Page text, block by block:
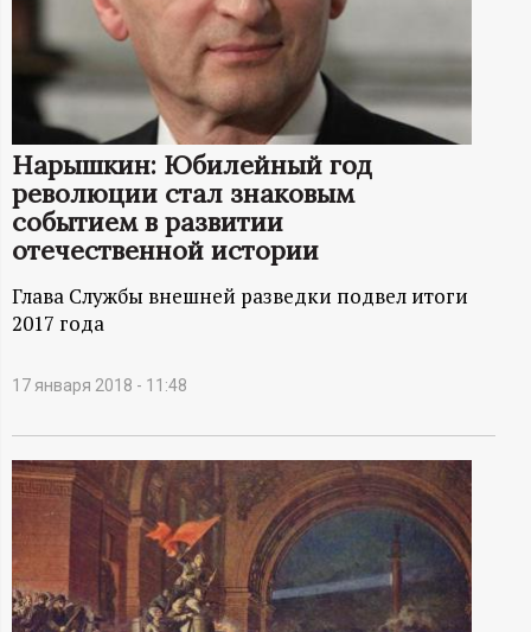
М
А
Й
Д
А
Н
н
ф
о
Нарышкин: Юбилейный год
революции стал знаковым
событием в развитии
отечественной истории
Глава Службы внешней разведки подвел итоги
2017 года
17 января 2018 - 11:48